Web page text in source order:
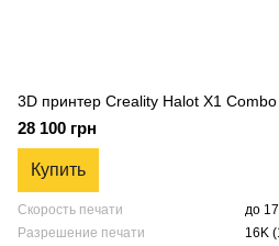
3D принтер Creality Halot X1 Combo
28 100 грн
Купить
Скорость печати
до
Разрешение печати
16K